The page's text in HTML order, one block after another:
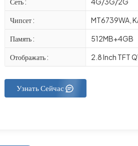
Чипсет : MT6739WA,
Память : 512MB+4GB
Отображать : 2.8 Inch TFT
Узнать Сейчас